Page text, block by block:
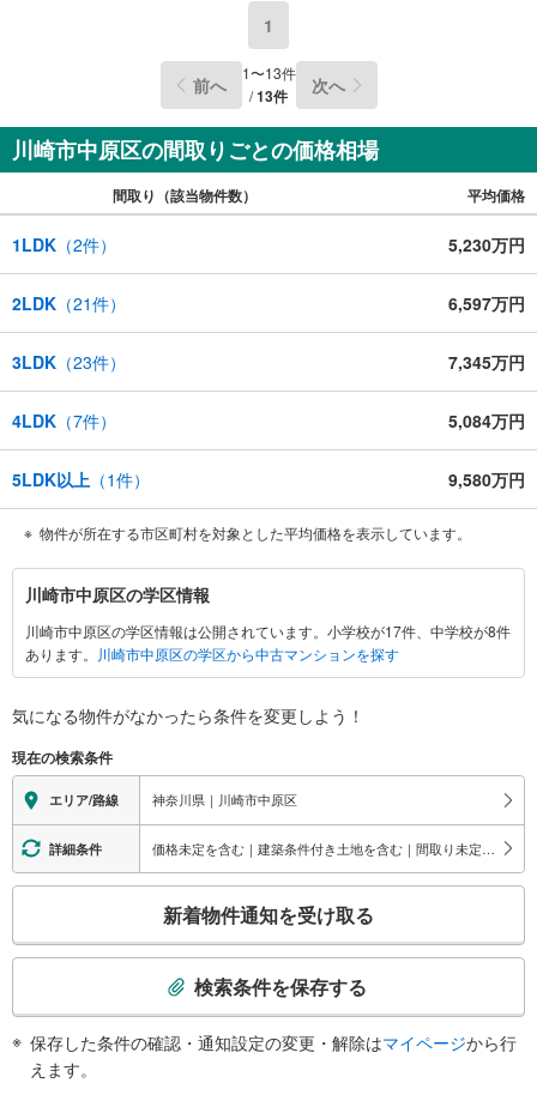
1
前へ 1〜13件
/13件 次へ
川崎市中原区の間取りごとの価格相場
間取り（該当物件数） 平均価格
1LDK （2件） 5,230万円
2LDK （21件） 6,597万円
3LDK （23件） 7,345万円
4LDK （7件） 5,084万円
5LDK以上 （1件） 9,580万円
物件が所在する市区町村を対象とした平均価格を表示しています。
川
崎
市
中
区
関
す
る
情
報
川崎市中原区の学区情報
川崎市中原区の学区情報は公開されています。小学校が17件、中学校が8件
あります。
川崎市中原区の学区から中古マンションを探す
気になる物件がなかったら条件を変更しよう！
現在の検索条件
エリア/路線 神奈川県｜川崎市中原区
詳細条件 価格未定を含む｜建築条件付き土地を含む｜間取り未定を含む｜ビルトインガレージ
検
新着物件通知を受け取る
検索条件を保存する
保存した条件の確認・通知設定の変更・解除はマイページから行
えます。